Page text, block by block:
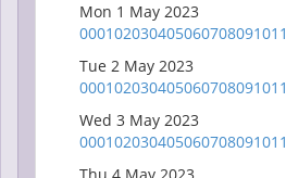
Mon 1 May 2023
000102030405060708091011
Tue 2 May 2023
000102030405060708091011
Wed 3 May 2023
000102030405060708091011